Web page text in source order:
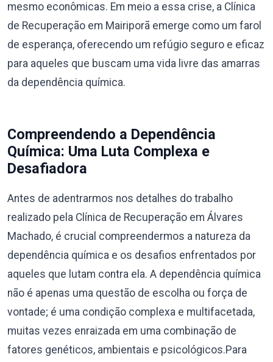
mesmo econômicas. Em meio a essa crise, a Clínica
de Recuperação em Mairiporã emerge como um farol
de esperança, oferecendo um refúgio seguro e eficaz
para aqueles que buscam uma vida livre das amarras
da dependência química.
Compreendendo a Dependência
Química: Uma Luta Complexa e
Desafiadora
Antes de adentrarmos nos detalhes do trabalho
realizado pela Clínica de Recuperação em Álvares
Machado, é crucial compreendermos a natureza da
dependência química e os desafios enfrentados por
aqueles que lutam contra ela. A dependência química
não é apenas uma questão de escolha ou força de
vontade; é uma condição complexa e multifacetada,
muitas vezes enraizada em uma combinação de
fatores genéticos, ambientais e psicológicos.Para